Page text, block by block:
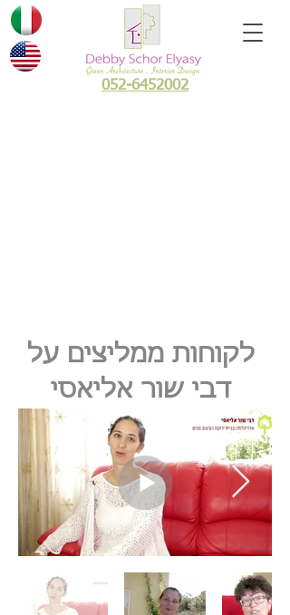
052-6452002
לקוחות ממליצים על
דבי שור אליאסי